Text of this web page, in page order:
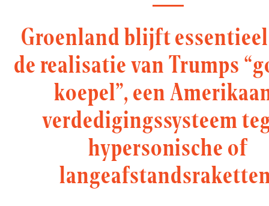
Groenland blijft
de realisatie van Trumps
koepel”, een
verdedigingssysteem
hypersonische of